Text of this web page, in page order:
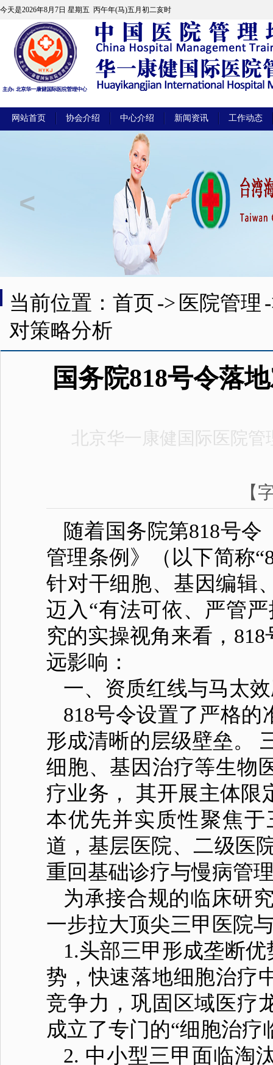
今天是2026年8月7日 星期五 丙午年(马)五月初二亥时
网站首页 协会介绍 中心介绍 新闻资讯 工作动态
当前位置：首页-> 医院管理
对策略分析
国务院818号令落
北京华一康健国际医院管
【
随着国务院第818号令
管理条例》（以下简称
针对干细胞、基因编辑
迈入“有法可依、严管
究的实操视角来看，
远影响：
一、资质红线与马太
818号令设置了严格
形成清晰的层级壁垒。
细胞、基因治疗等生物
疗业务， 其开展主体限
本优先并实质性聚焦
道，基层医院、二级医
重回基础诊疗与慢病管
为承接合规的临床研
一步拉大顶尖三甲医院
1.头部三甲形成垄断
势，快速落地细胞治疗
竞争力，巩固区域医疗
成立了专门的“细胞治疗
2. 中小型三甲面临淘